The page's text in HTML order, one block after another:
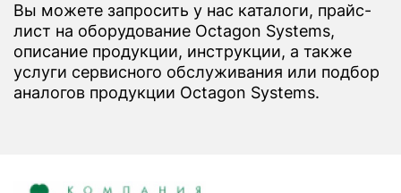
Вы можете запросить у нас каталоги, прайс-
лист на оборудование Octagon Systems,
описание продукции, инструкции, а также
услуги сервисного обслуживания или подбор
аналогов продукции Octagon Systems.